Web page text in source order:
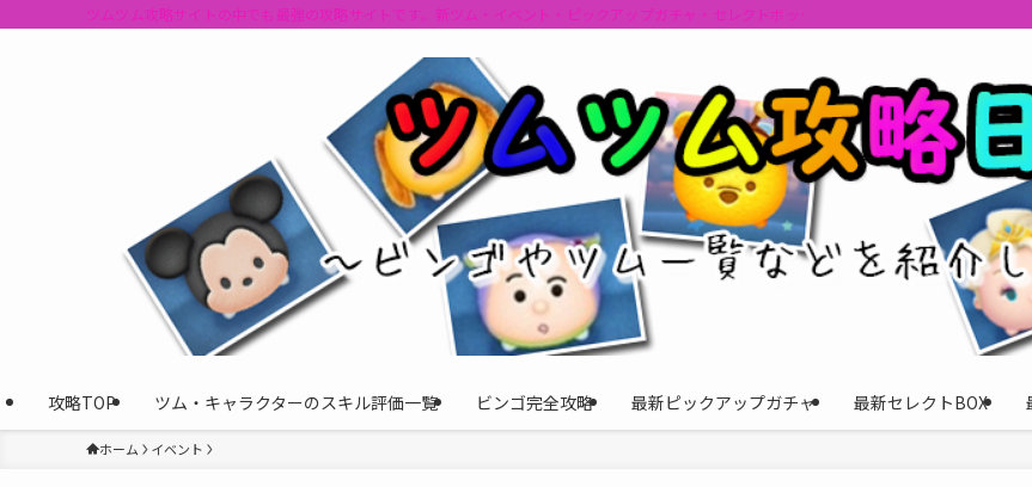
ツムツム攻略サイトの中でも最強の攻略サイトです。新ツム・イベント・ピックアップガチャ・セレクトボックスの情報を最速で提供しビン
攻略TOP ツム・キャラクターのスキル評価一覧 ビンゴ完全攻略 最新ピックアップガチャ 最新セレクトBOX
ホーム イベント